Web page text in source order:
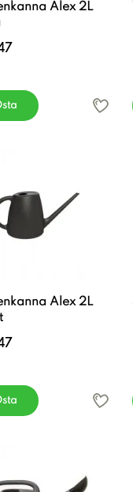
Alex 2L
Alex 2L